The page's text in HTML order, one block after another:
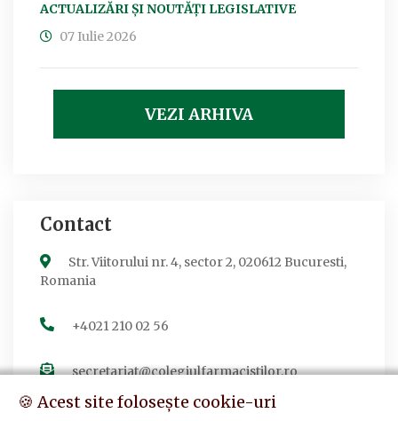
ACTUALIZĂRI ȘI NOUTĂȚI LEGISLATIVE
07 Iulie 2026
VEZI ARHIVA
Contact
Str. Viitorului nr. 4, sector 2, 020612 Bucuresti,
Romania
+4021 210 02 56
secretariat@colegiulfarmacistilor.ro
🍪 Acest site folosește cookie-uri